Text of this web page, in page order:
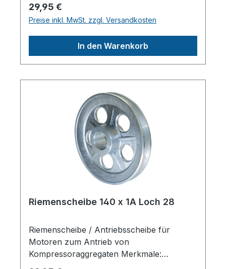
Scheibendurchmesser außen: mm
Wellendruchmesser zylindrisch: mm
Material: Alu-Guss Mit Sicherungsnut /
PassfedernutHerstellerpro)SALES GmbH,
Regulärer Preis:
29,95 €
Preise inkl. MwSt. zzgl. Versandkosten
In den Warenkorb
Riemenscheibe 140 x 1A Loch 28
Riemenscheibe / Antriebsscheibe für
Motoren zum Antrieb von
Kompressoraggregaten Merkmale: